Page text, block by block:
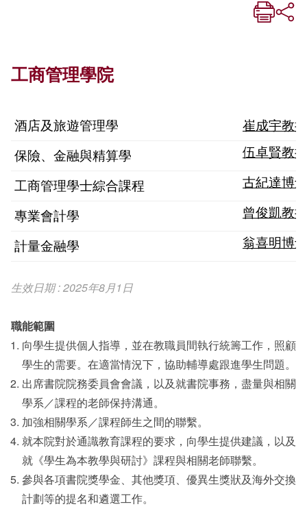
工商管理學院
酒店及旅遊管理學 崔成宇教授
保險、金融與精算學 伍卓賢教授
工商管理學士綜合課程 古紀達博士
專業會計學 曾俊凱教授
計量金融學 翁喜明博士
生效日期 : 2025年8月1日
職能範圍
向學生提供個人指導，並在教職員間執行統籌工作，照顧
學生的需要。在適當情況下，協助輔導處跟進學生問題。
出席書院院務委員會會議，以及就書院事務，盡量與相關
學系／課程的老師保持溝通。
加強相關學系／課程師生之間的聯繫。
就本院對於通識教育課程的要求，向學生提供建議，以及
就《學生為本教學與研討》課程與相關老師聯繫。
參與各項書院獎學金、其他獎項、優異生獎狀及海外交換
計劃等的提名和遴選工作。